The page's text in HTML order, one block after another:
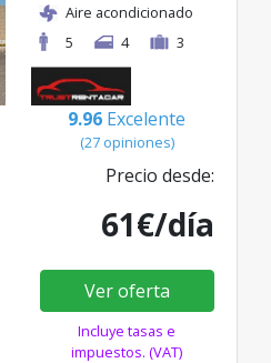
Aire acondicionado
5
4 3
9.96 Excelente
(27 opiniones)
Precio desde:
61€/día
Ver oferta
Incluye tasas e
impuestos. (VAT)